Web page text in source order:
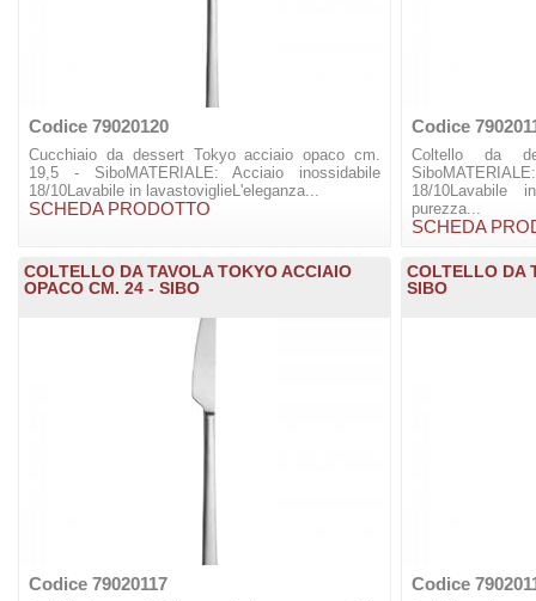
Codice 79020120
Cucchiaio da dessert Tokyo acciaio opaco cm.
19,5 - SiboMATERIALE: Acciaio inossidabile
18/10Lavabile in lavastoviglieL'eleganza...
SCHEDA PRODOTTO
Codice
Coltello da
18/10Lavabile
purezza...
SCHEDA
COLTELLO DA TAVOLA TOKYO ACCIAIO
OPACO CM. 24 - SIBO
Codice 79020117
COLTELLO DA
SIBO
Codice